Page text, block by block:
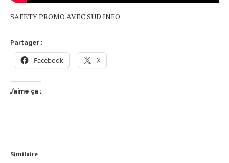
SAFETY PROMO AVEC SUD INFO
Partager :
Facebook X
J’aime ça :
Similaire